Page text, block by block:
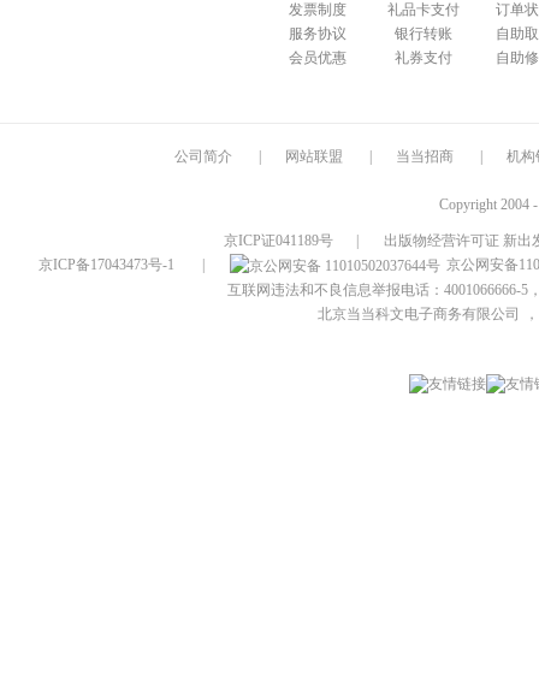
发票制度
服务协议
会员优惠
礼品卡支付
银行转账
礼券支付
订单
自助
自助
公司简介 网站联盟 当当招商 机构
Copyright 2004
京ICP证041189号
出版物经营许可证 新出
京ICP备17043473号-1
京公网安备
互联网违法和不良信息举报电话：4001066666-5
北京当当科文电子商务有限公司